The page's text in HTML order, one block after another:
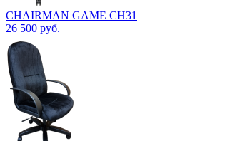
CHAIRMAN GAME CH31
26 500 руб.